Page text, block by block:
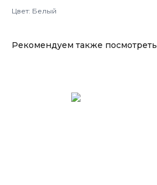
Цвет: Белый
Рекомендуем также посмотреть